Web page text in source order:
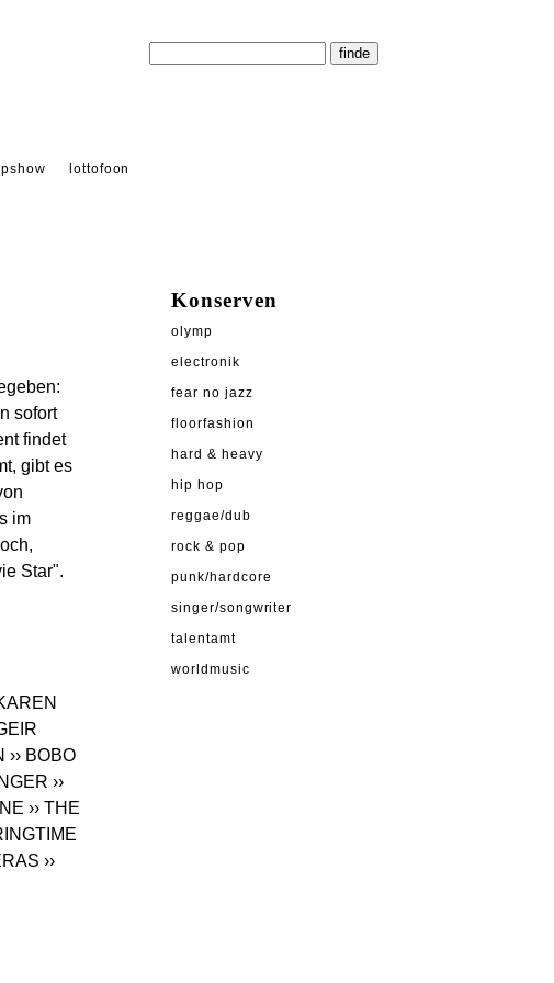
lottofoon
sofort
findet
gibt es
im
Star".
›› BOBO
››
›› THE
››
Konserven
olymp
electronik
fear no jazz
floorfashion
hard & heavy
hip hop
reggae/dub
rock & pop
punk/hardcore
singer/songwriter
talentamt
worldmusic